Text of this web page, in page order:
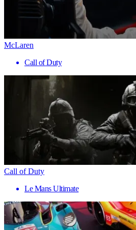
McLaren
Call of Duty
Call of Duty
Le Mans Ultimate